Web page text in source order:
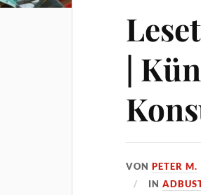
|
VONPETER M.
IN